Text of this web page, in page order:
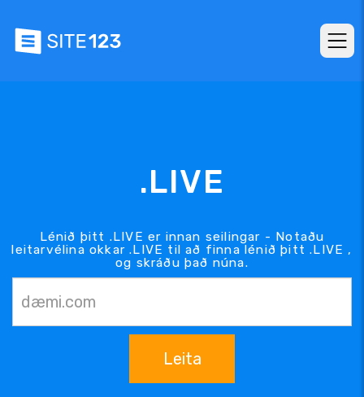
.LIVE
Lénið þitt .LIVE er innan seilingar - Notaðu
leitarvélina okkar .LIVE til að finna lénið þitt .LIVE ,
og skráðu það núna.
Leita